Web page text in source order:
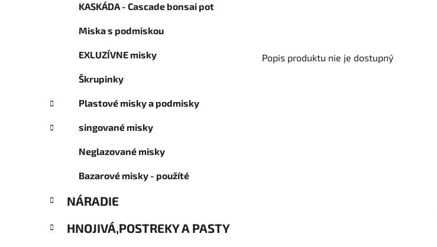
KASKÁDA - Cascade bonsai pot
Miska s podmiskou
EXLUZÍVNE misky
Škrupinky
Plastové misky a podmisky
singované misky
Neglazované misky
Bazarové misky - použíté
NÁRADIE
HNOJIVÁ,POSTREKY A PASTY
Popis produktu nie je dostupný